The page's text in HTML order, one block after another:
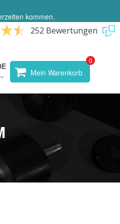
kommen.
252 Bewertungen
Mein Warenkorb